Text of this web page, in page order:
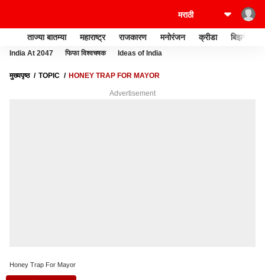
ताज्या बातम्या महाराष्ट्र राजकारण मनोरंजन क्रीडा बिझनेस
India At 2047 फिफा विश्वचषक Ideas of India
मुख्यपृष्ठ TOPIC HONEY TRAP FOR MAYOR
Advertisement
Honey Trap For Mayor